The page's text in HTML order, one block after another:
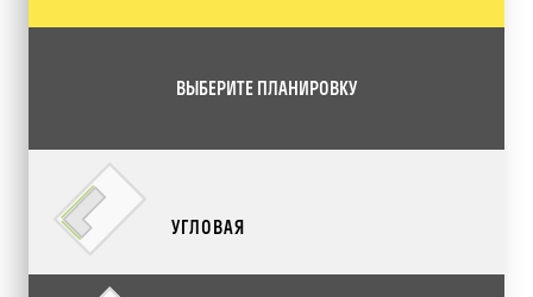
ВЫБЕРИТЕ ПЛАНИРОВКУ
УГЛОВАЯ